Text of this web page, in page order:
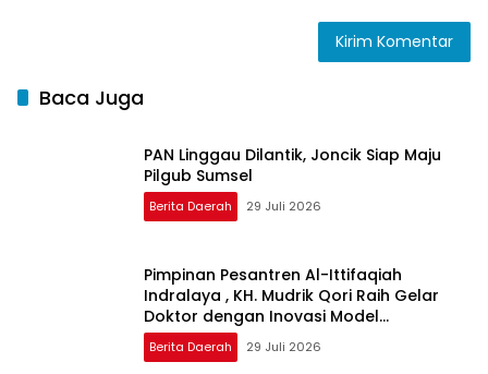
Baca Juga
PAN Linggau Dilantik, Joncik Siap Maju
Pilgub Sumsel
Berita Daerah 29 Juli 2026
Pimpinan Pesantren Al-Ittifaqiah
Indralaya , KH. Mudrik Qori Raih Gelar
Doktor dengan Inovasi Model
Pembelajaran Nagham Al-Qur’an di UMM
Berita Daerah 29 Juli 2026